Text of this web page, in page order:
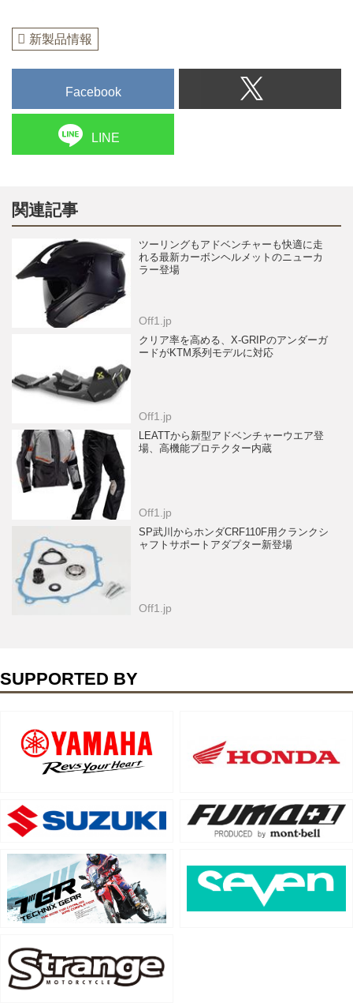
新製品情報
Facebook
LINE
関連記事
ツーリングもアドベンチャーも快適に走
れる最新カーボンヘルメットのニューカ
ラー登場
Off1.jp
クリア率を高める、X-GRIPのアンダーガ
ードがKTM系列モデルに対応
Off1.jp
LEATTから新型アドベンチャーウエア登
場、高機能プロテクター内蔵
Off1.jp
SP武川からホンダCRF110F用クランクシ
ャフトサポートアダプター新登場
Off1.jp
SUPPORTED BY